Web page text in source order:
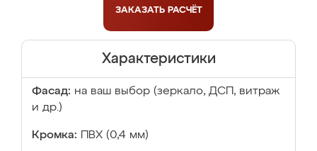
ЗАКАЗАТЬ РАСЧЁТ
Характеристики
Фасад: на ваш выбор (зеркало, ДСП, витраж
и др.)
Кромка: ПВХ (0,4 мм)